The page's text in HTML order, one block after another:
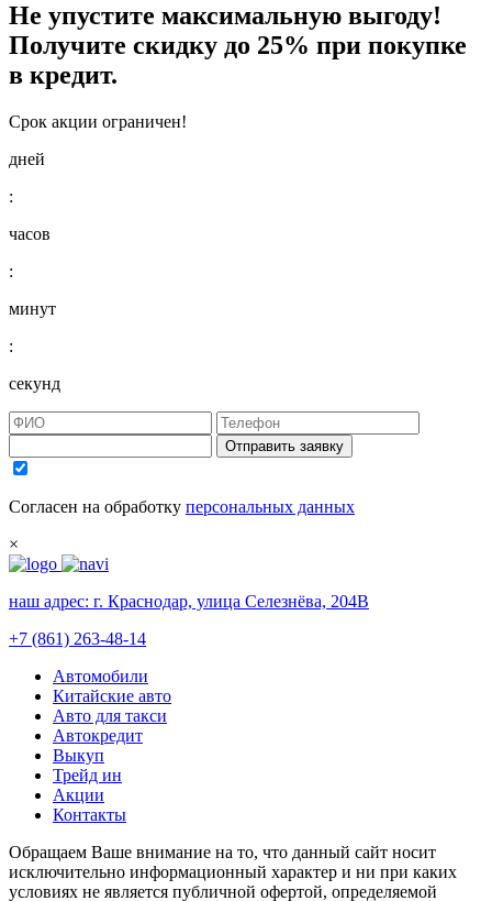
Не упустите максимальную выгоду!
Получите скидку до 25% при покупке
в кредит.
Срок акции ограничен!
дней
:
часов
:
минут
:
секунд
Отправить заявку
Согласен на обработку персональных данных
×
наш адрес: г. Краснодар, улица Селезнёва, 204В
+7 (861) 263-48-14
Автомобили
Китайские авто
Авто для такси
Автокредит
Выкуп
Трейд ин
Акции
Контакты
Обращаем Ваше внимание на то, что данный сайт носит
исключительно информационный характер и ни при каких
условиях не является публичной офертой, определяемой